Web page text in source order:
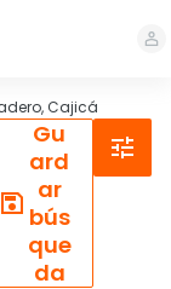
Cajicá
Gu
ard
ar
bús
que
da